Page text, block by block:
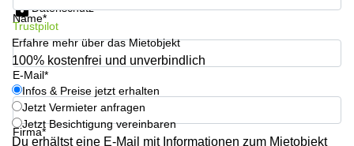
Dortmund
Tagungsraum
München
Büro
Mannheim
mieten
Büro
Hohenstaufenring
62 Köln
Erna-
Scheffler-
Str. 1A
Köln
Hohenzollernring
Name*
E-Mail*
Firma*
Datenschutz
Trustpilot
Erfahre mehr über das Mietobjekt
100% kostenfrei und unverbindlich
Infos & Preise jetzt erhalten
Jetzt Vermieter anfragen
Jetzt Besichtigung vereinbaren
Du erhältst eine E-Mail mit Informationen zum Mietobjekt